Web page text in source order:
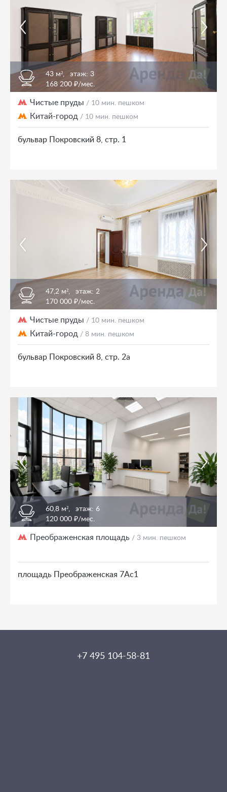
43 м²,
этаж: 3
168 200 ₽/мес.
Чистые пруды / 10 мин. пешком
Китай-город / 10 мин. пешком
бульвар Покровский 8, стр. 1
47,2 м²,
этаж: 2
170 000 ₽/мес.
Чистые пруды / 10 мин. пешком
Китай-город / 8 мин. пешком
бульвар Покровский 8, стр. 2а
60,8 м²,
этаж: 6
120 000 ₽/мес.
Преображенская площадь / 3 мин. пешком
площадь Преображенская 7Ас1
+7 495 104-58-81